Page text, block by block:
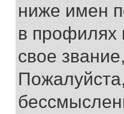
ниже имен
в профилях
свое